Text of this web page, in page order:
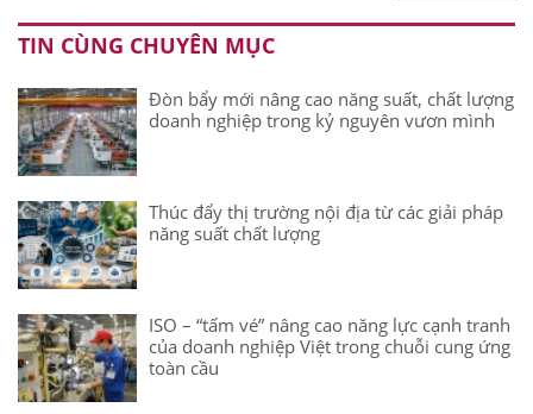
TIN CÙNG CHUYÊN MỤC
Đòn bẩy mới nâng cao năng suất, chất lượng
doanh nghiệp trong kỷ nguyên vươn mình
Thúc đẩy thị trường nội địa từ các giải pháp
năng suất chất lượng
ISO – “tấm vé” nâng cao năng lực cạnh tranh
của doanh nghiệp Việt trong chuỗi cung ứng
toàn cầu